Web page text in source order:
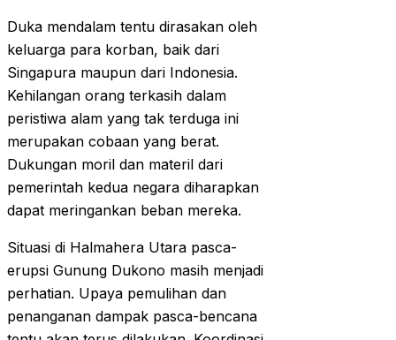
Duka mendalam tentu dirasakan oleh
keluarga para korban, baik dari
Singapura maupun dari Indonesia.
Kehilangan orang terkasih dalam
peristiwa alam yang tak terduga ini
merupakan cobaan yang berat.
Dukungan moril dan materil dari
pemerintah kedua negara diharapkan
dapat meringankan beban mereka.
Situasi di Halmahera Utara pasca-
erupsi Gunung Dukono masih menjadi
perhatian. Upaya pemulihan dan
penanganan dampak pasca-bencana